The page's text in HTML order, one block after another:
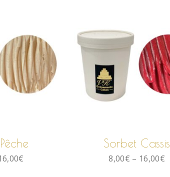
€
Sorbet Cassis
8,00€ – 16,00€